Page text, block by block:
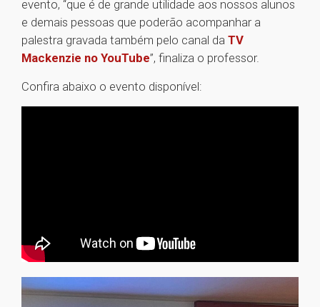
evento, “que é de grande utilidade aos nossos alunos
e demais pessoas que poderão acompanhar a
palestra gravada também pelo canal da TV
Mackenzie no YouTube”, finaliza o professor.
Confira abaixo o evento disponível: